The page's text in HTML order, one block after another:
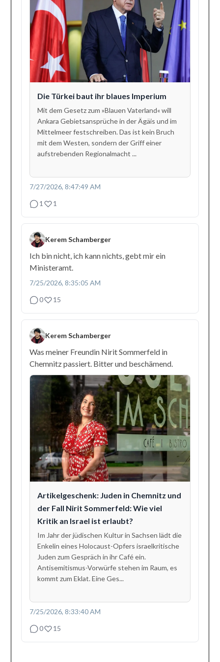
Die Türkei baut ihr blaues Imperium
Mit dem Gesetz zum »Blauen Vaterland« will
Ankara Gebietsansprüche in der Ägäis und im
Mittelmeer festschreiben. Das ist kein Bruch
mit dem Westen, sondern der Griff einer
aufstrebenden Regionalmacht ...
7/27/2026, 8:47:49 AM
1
1
Kerem Schamberger
Ich bin nicht, ich kann nichts, gebt mir ein
Ministeramt.
7/25/2026, 8:35:05 AM
0
15
Kerem Schamberger
Was meiner Freundin Nirit Sommerfeld in
Chemnitz passiert. Bitter und beschämend.
Artikelgeschenk: Juden in Chemnitz und
der Fall Nirit Sommerfeld: Wie viel
Kritik an Israel ist erlaubt?
Im Jahr der jüdischen Kultur in Sachsen lädt die
Enkelin eines Holocaust-Opfers israelkritische
Juden zum Gespräch in ihr Café ein.
Antisemitismus-Vorwürfe stehen im Raum, es
kommt zum Eklat. Eine Ges...
7/25/2026, 8:33:40 AM
0
15